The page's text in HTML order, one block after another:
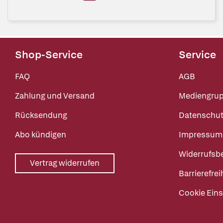
Shop-Service
FAQ
Zahlung und Versand
Rücksendung
Abo kündigen
Vertrag widerrufen
Service
AGB
Impressum
Cookie